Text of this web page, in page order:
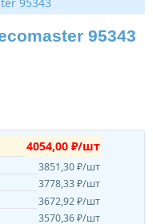
95343
4054,00 ₽/шт
3851,30 ₽/шт
3778,33 ₽/шт
3672,92 ₽/шт
3570,36 ₽/шт